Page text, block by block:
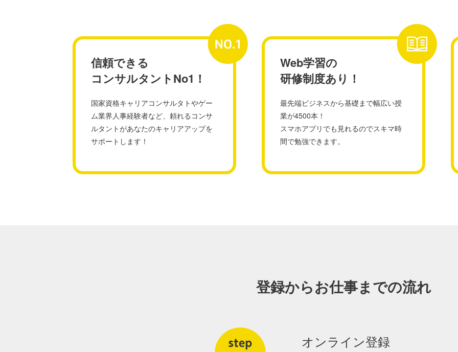
信頼できる
コンサルタントNo1！
国家資格キャリアコンサルタトやゲー
ム業界人事経験者など、頼れるコンサ
ルタントがあなたのキャリアアップを
サポートします！
Web学習の
研修制度あり！
最先端ビジネスから基礎まで幅広い授
業が4500本！
スマホアプリでも見れるのでスキマ時
間で勉強できます。
登録からお仕事までの流れ
オンライン登録